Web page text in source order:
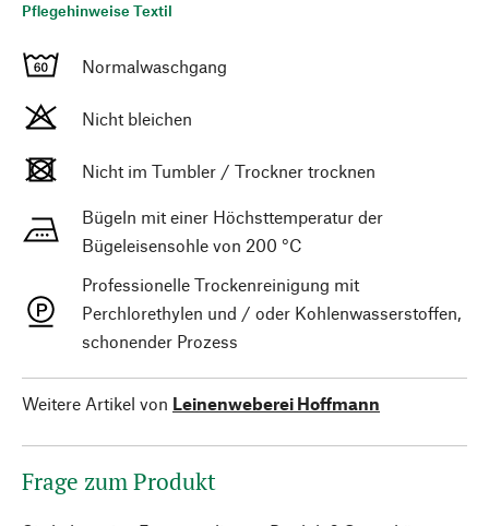
Pflegehinweise Textil
Normalwaschgang
Nicht bleichen
Nicht im Tumbler / Trockner trocknen
Bügeln mit einer Höchsttemperatur der
Bügeleisensohle von 200 °C
Professionelle Trockenreinigung mit
Perchlorethylen und / oder Kohlenwasserstoffen,
schonender Prozess
Weitere Artikel von Leinenweberei Hoffmann
Frage zum Produkt